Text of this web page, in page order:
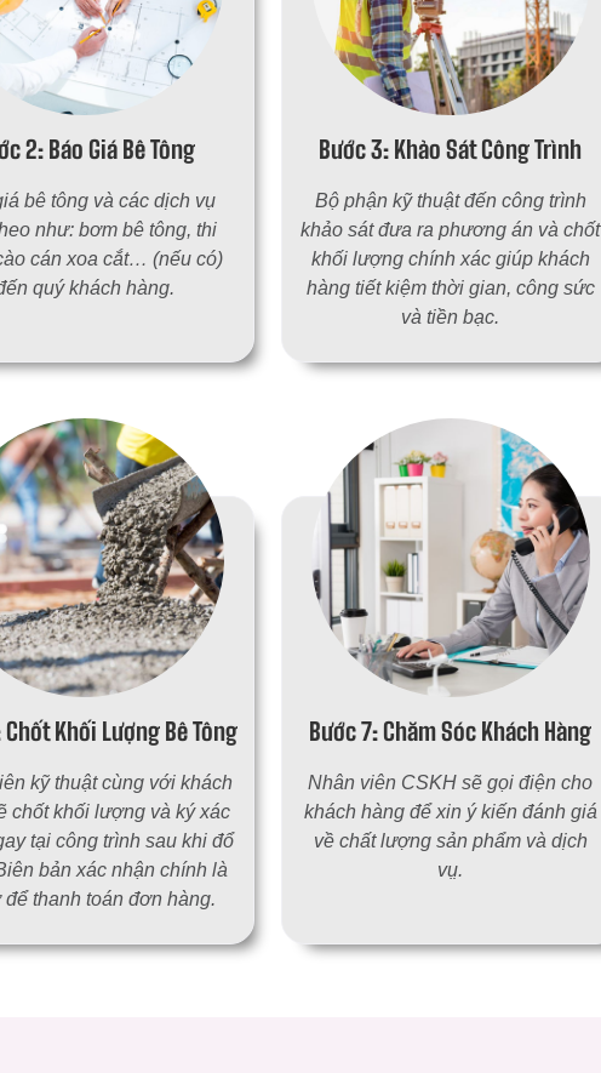
2: Báo Giá Bê Tông
bê tông và các dịch vụ
như: bơm bê tông, thi
cán xoa cắt… (nếu có)
quý khách hàng.
Bước 3: Khảo Sát Công Trình
Bộ phận kỹ thuật đến công trình
khảo sát đưa ra phương án và chốt
khối lượng chính xác giúp khách
hàng tiết kiệm thời gian, công sức
và tiền bạc.
Khối Lượng Bê Tông
kỹ thuật cùng với khách
chốt khối lượng và ký xác
tại công trình sau khi đổ
bản xác nhận chính là
để thanh toán đơn hàng.
Bước 7: Chăm Sóc Khách Hàng
Nhân viên CSKH sẽ gọi điện cho
khách hàng để xin ý kiến đánh giá
về chất lượng sản phẩm và dịch
vụ.̣